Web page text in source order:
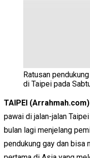
Ratusan
di Taipei pada
TAIPEI (Arrahmah.com)
pawai di jalan-jalan Taipei
bulan lagi menjelang
pendukung gay dan bisa